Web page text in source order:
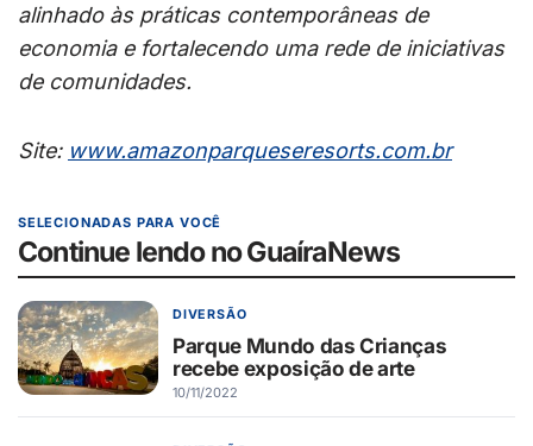
alinhado às práticas contemporâneas de
economia e fortalecendo uma rede de iniciativas
de comunidades.
Site: www.amazonparqueseresorts.com.br
SELECIONADAS PARA VOCÊ
Continue lendo no GuaíraNews
DIVERSÃO
Parque Mundo das Crianças
recebe exposição de arte
10/11/2022